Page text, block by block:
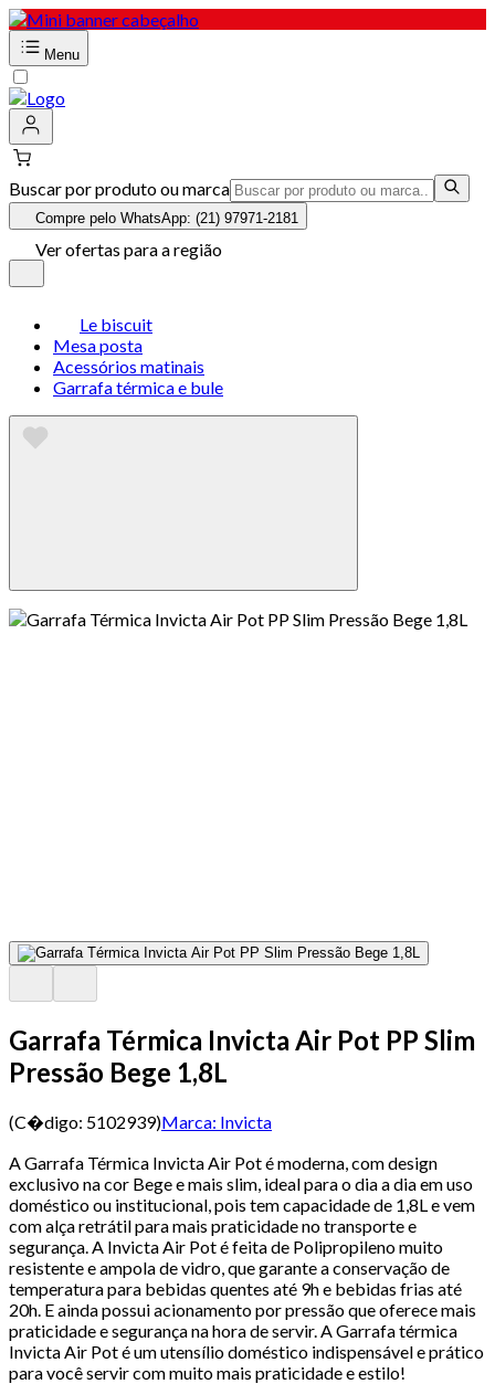
Menu
Buscar por produto ou marca
Compre pelo WhatsApp: (21) 97971-2181
Ver ofertas para a região
Le biscuit
Mesa posta
Acessórios matinais
Garrafa térmica e bule
Garrafa Térmica Invicta Air Pot PP Slim
Pressão Bege 1,8L
(C�digo: 5102939)Marca: Invicta
A Garrafa Térmica Invicta Air Pot é moderna, com design
exclusivo na cor Bege e mais slim, ideal para o dia a dia em uso
doméstico ou institucional, pois tem capacidade de 1,8L e vem
com alça retrátil para mais praticidade no transporte e
segurança. A Invicta Air Pot é feita de Polipropileno muito
resistente e ampola de vidro, que garante a conservação de
temperatura para bebidas quentes até 9h e bebidas frias até
20h. E ainda possui acionamento por pressão que oferece mais
praticidade e segurança na hora de servir. A Garrafa térmica
Invicta Air Pot é um utensílio doméstico indispensável e prático
para você servir com muito mais praticidade e estilo!